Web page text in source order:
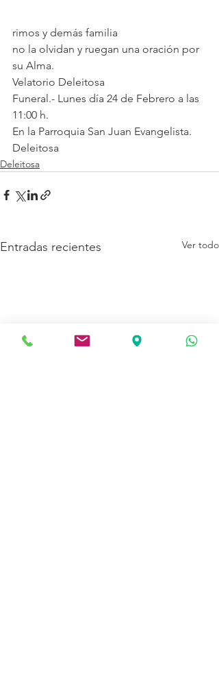
rimos y demás familia
no la olvidan y ruegan una oración por
su Alma.
Velatorio Deleitosa
Funeral.- Lunes día 24 de Febrero a las
11:00 h.
En la Parroquia San Juan Evangelista.
Deleitosa
Deleitosa
Entradas recientes Ver todo